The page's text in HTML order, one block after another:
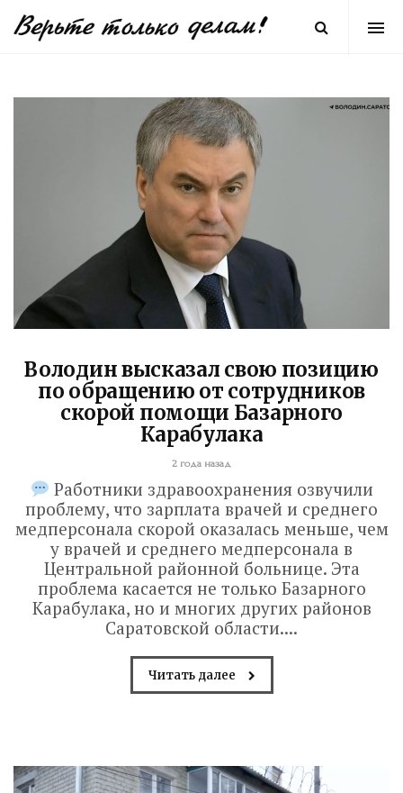
Володин высказал свою позицию
по обращению от сотрудников
скорой помощи Базарного
Карабулака
2 года назад
Работники здравоохранения озвучили
проблему, что зарплата врачей и среднего
медперсонала скорой оказалась меньше, чем
у врачей и среднего медперсонала в
Центральной районной больнице. Эта
проблема касается не только Базарного
Карабулака, но и многих других районов
Саратовской области....
Читать далее